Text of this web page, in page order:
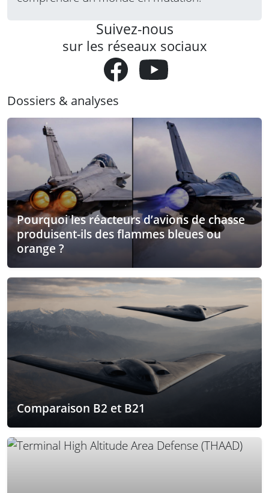
Suivez-nous
sur les réseaux sociaux
Dossiers & analyses
Pourquoi les réacteurs d’avions de chasse
produisent-ils des flammes bleues ou
orange ?
Comparaison B2 et B21